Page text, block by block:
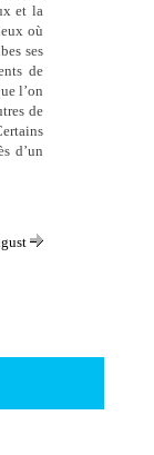
et la
où
ses
de
l’on
de
d’un